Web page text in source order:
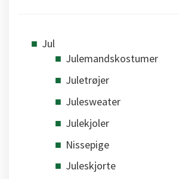
Jul
Julemandskostumer
Juletrøjer
Julesweater
Julekjoler
Nissepige
Juleskjorte